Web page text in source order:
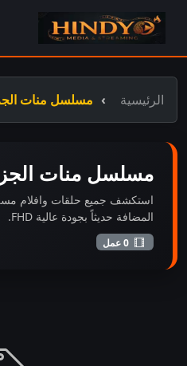
الرئيسية مسلسل منات
مسلسل منات
استكشف جميع حلقات وافلام
المضافة حديثاً بجودة عالية FHD.